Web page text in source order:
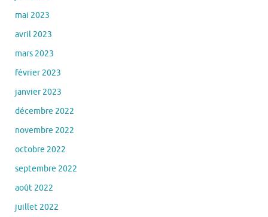
mai 2023
avril 2023
mars 2023
février 2023
janvier 2023
décembre 2022
novembre 2022
octobre 2022
septembre 2022
août 2022
juillet 2022